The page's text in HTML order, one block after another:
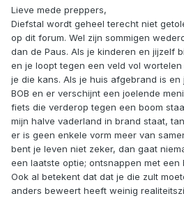
Lieve mede preppers,
Diefstal wordt geheel terecht niet
op dit forum. Wel zijn sommigen
dan de Paus. Als je kinderen en jijzelf
en je loopt tegen een veld vol
je die kans. Als je huis afgebrand is
BOB en er verschijnt een joelende
fiets die verderop tegen een boom
mijn halve vaderland in brand staat,
er is geen enkele vorm meer van
bent je leven niet zeker, dan gaat
een laatste optie; ontsnappen met een
Ook al betekent dat dat je die zult
anders beweert heeft weinig